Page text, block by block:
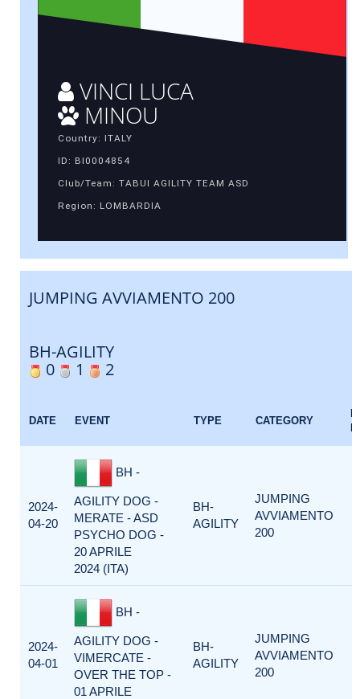
VINCI LUCA
MINOU
Country: ITALY
ID: BI0004854
Club/Team: TABUI AGILITY TEAM ASD
Region: LOMBARDIA
JUMPING AVVIAMENTO 200
BH-AGILITY
0
1 2
DATE EVENT TYPE CATEGORY
2024-
04-20
BH -
AGILITY DOG -
MERATE - ASD
PSYCHO DOG -
20 APRILE
2024 (ITA)
BH-
AGILITY
JUMPING
AVVIAMENTO
200
2024-
04-01
BH -
AGILITY DOG -
VIMERCATE -
OVER THE TOP -
01 APRILE
BH-
AGILITY
JUMPING
AVVIAMENTO
200